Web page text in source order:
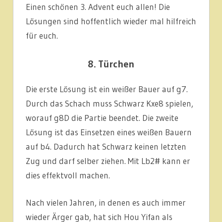
Einen schönen 3. Advent euch allen! Die
Lösungen sind hoffentlich wieder mal hilfreich
für euch.
8. Türchen
Die erste Lösung ist ein weißer Bauer auf g7.
Durch das Schach muss Schwarz Kxe8 spielen,
worauf g8D die Partie beendet. Die zweite
Lösung ist das Einsetzen eines weißen Bauern
auf b4. Dadurch hat Schwarz keinen letzten
Zug und darf selber ziehen. Mit Lb2# kann er
dies effektvoll machen.
Nach vielen Jahren, in denen es auch immer
wieder Ärger gab, hat sich Hou Yifan als